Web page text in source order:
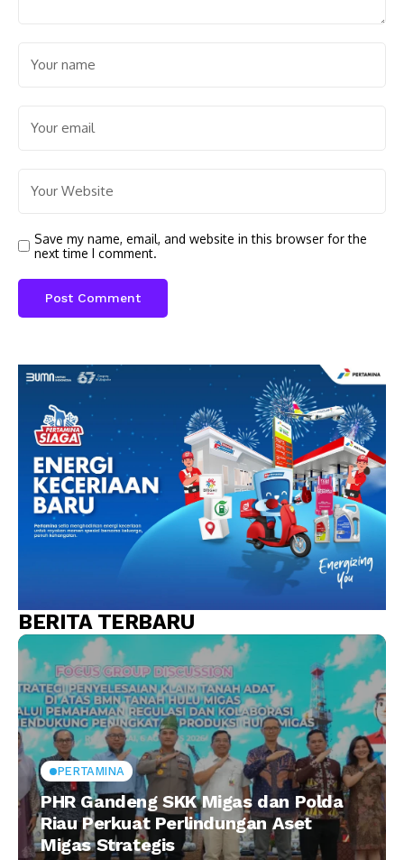
Save my name, email, and website in this browser for the
next time I comment.
BERITA TERBARU
PERTAMINA
PHR Gandeng SKK Migas dan Polda
Riau Perkuat Perlindungan Aset
Migas Strategis